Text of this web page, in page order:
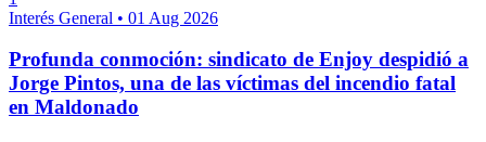
Interés General • 01 Aug 2026
Profunda conmoción: sindicato de Enjoy despidió a
Jorge Pintos, una de las víctimas del incendio fatal
en Maldonado